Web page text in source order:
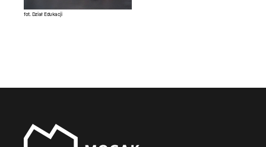
fot. Dział Edukacji